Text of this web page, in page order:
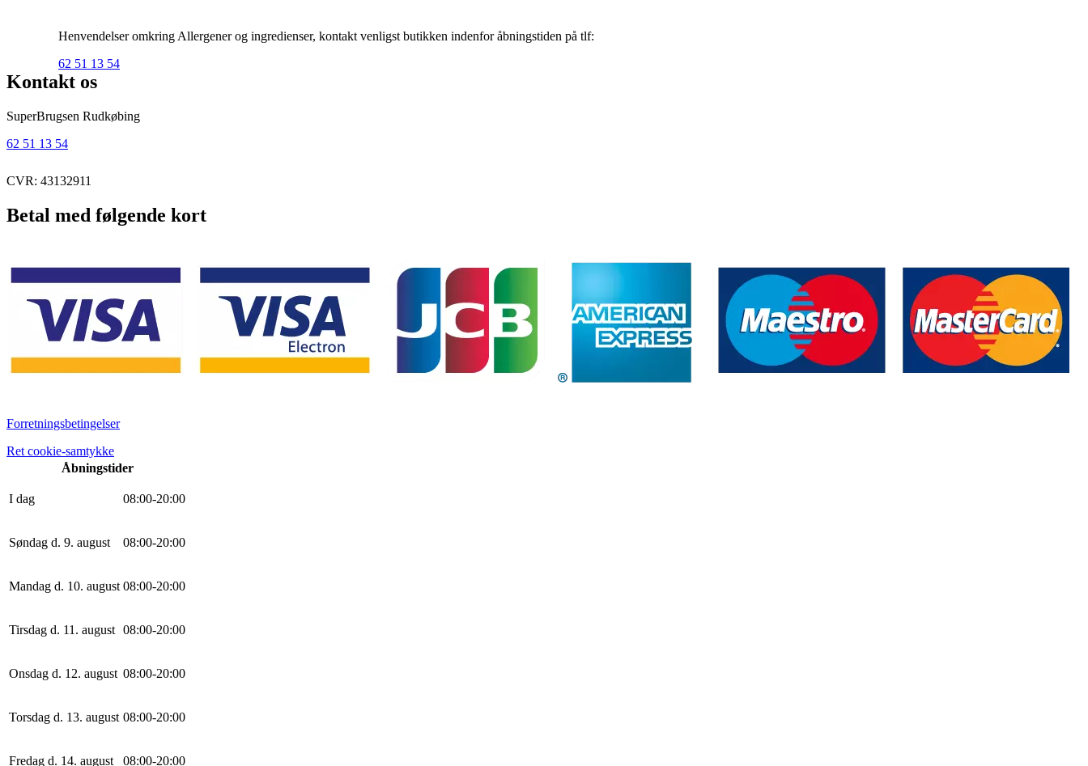
Henvendelser omkring Allergener og ingredienser, kontakt venligst butikken indenfor åbningstiden på tlf:
62 51 13 54
Kontakt os
SuperBrugsen Rudkøbing
62 51 13 54
CVR: 43132911
Betal med følgende kort
Forretningsbetingelser
Ret cookie-samtykke
Åbningstider
I dag 08:00-20:00
Søndag d. 9. august 08:00-20:00
Mandag d. 10. august 08:00-20:00
Tirsdag d. 11. august 08:00-20:00
Onsdag d. 12. august 08:00-20:00
Torsdag d. 13. august 08:00-20:00
Fredag d. 14. august 08:00-20:00